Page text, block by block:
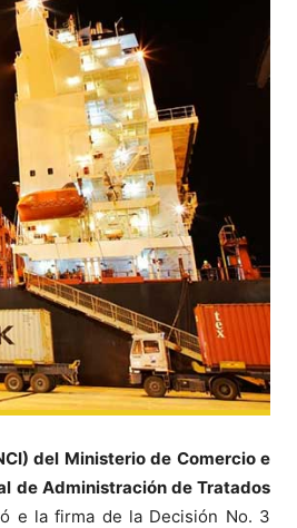
del Ministerio de Comercio e
de Administración de Tratados
e la firma de la Decisión No. 3